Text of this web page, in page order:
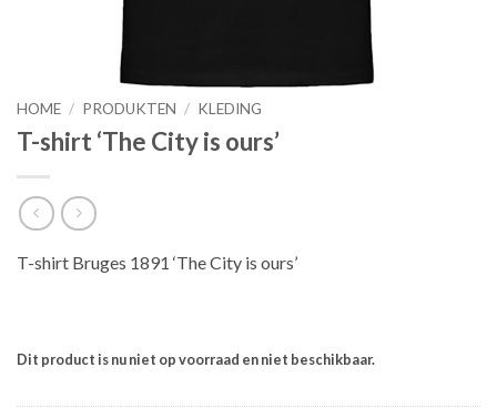
HOME / PRODUKTEN / KLEDING
T-shirt ‘The City is ours’
T-shirt Bruges 1891 ‘The City is ours’
Dit product is nu niet op voorraad en niet beschikbaar.